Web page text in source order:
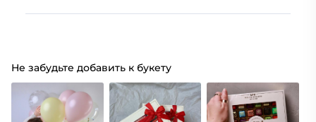
Не забудьте добавить к букету